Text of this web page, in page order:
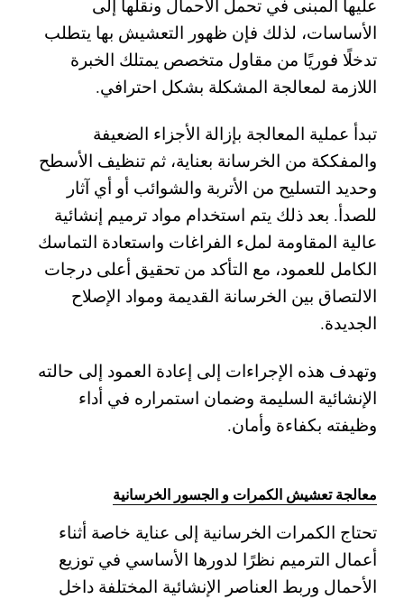
عليها المبنى في تحمل الأحمال ونقلها إلى
الأساسات، لذلك فإن ظهور التعشيش بها يتطلب
تدخلًا فوريًا من مقاول متخصص يمتلك الخبرة
اللازمة لمعالجة المشكلة بشكل احترافي.
تبدأ عملية المعالجة بإزالة الأجزاء الضعيفة
والمفككة من الخرسانة بعناية، ثم تنظيف الأسطح
وحديد التسليح من الأتربة والشوائب أو أي آثار
للصدأ. بعد ذلك يتم استخدام مواد ترميم إنشائية
عالية المقاومة لملء الفراغات واستعادة التماسك
الكامل للعمود، مع التأكد من تحقيق أعلى درجات
الالتصاق بين الخرسانة القديمة ومواد الإصلاح
الجديدة.
وتهدف هذه الإجراءات إلى إعادة العمود إلى حالته
الإنشائية السليمة وضمان استمراره في أداء
وظيفته بكفاءة وأمان.
معالجة تعشيش الكمرات و الجسور الخرسانية
تحتاج الكمرات الخرسانية إلى عناية خاصة أثناء
أعمال الترميم نظرًا لدورها الأساسي في توزيع
الأحمال وربط العناصر الإنشائية المختلفة داخل